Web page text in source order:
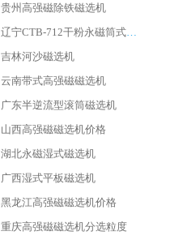
贵州高强磁除铁磁选机
辽宁CTB-712干粉永磁筒式磁选机
吉林河沙磁选机
云南带式高强磁磁选机
广东半逆流型滚筒磁选机
山西高强磁磁选机价格
湖北永磁湿式磁选机
广西湿式平板磁选机
黑龙江高强磁磁选机价格
重庆高强磁磁选机分选粒度